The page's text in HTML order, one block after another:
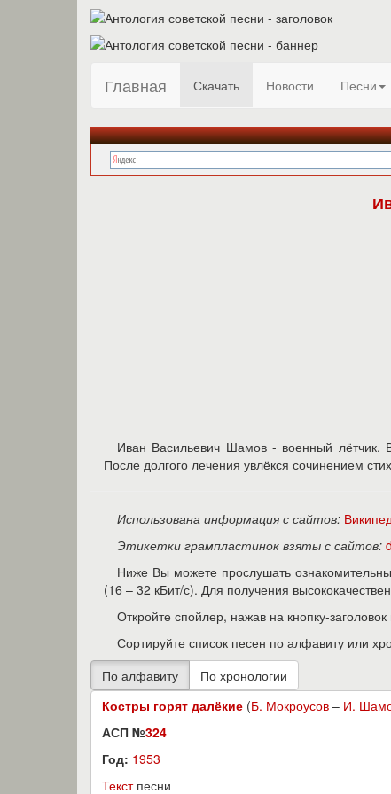
Главная Скачать Новости Песни
Иван Васильевич Шамов - военный лётчик.
После долгого лечения увлёкся сочинением
Использована информация с сайтов:
Этикетки грампластинок взяты с сайтов:
Ниже Вы можете прослушать
(16 – 32 кБит/с). Для получения
Откройте спойлер, нажав на кнопку-
Сортируйте список песен по алфавиту или
Костры горят далёкие (Б. Мокроусов – И.
АСП №324
Год: 1953
Текстпесни